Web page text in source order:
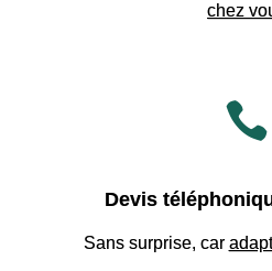
chez

Devis
Sans surprise, car